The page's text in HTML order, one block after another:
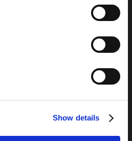
Show details
el museo del club, un
un centro de bienestar y
los bloques de
estructura, a la vez que
y estética, dando